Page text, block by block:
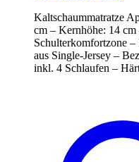
Kaltschaummatratze
cm – Kernhöhe: 14
Schulterkomfortzone
aus Single-Jersey –
inkl. 4 Schlaufen –